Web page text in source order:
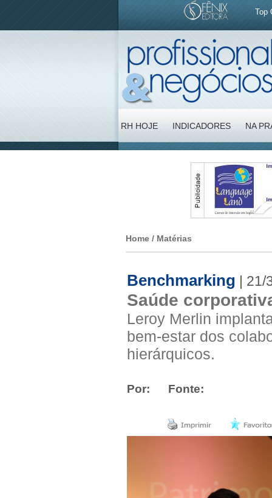
Top
RH HOJE INDICADORES NA
Home / Matérias
Benchmarking | 21/
Saúde
Leroy Merlin
bem-estar dos
hierárquicos.
Por: Fonte: